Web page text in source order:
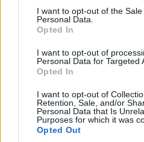
consent section.
I want to opt-out of the
Personal Data.
Opted In
I want to opt-out of
Personal Data for Targeted
Opted In
I want to opt-out of
Retention, Sale, and/or
Personal Data that Is
Purposes for which it was
Opted Out
ΚΟΣΜΟΣ